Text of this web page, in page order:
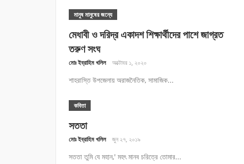
মানুষ মানুষের জন্যে
মেধাবী ও দরিদ্র একাদশ শিক্ষার্থীদের পাশে জাগ্রত
তরুণ সংঘ
মোঃ ইব্রাহিম খলিল অক্টোবর ১, ২০২০
শাহরাস্তি উপজেলায় অরাজনৈতিক, সামাজিক...
কবিতা
সততা
মোঃ ইব্রাহিম খলিল জুন ২৭, ২০১৯
সততা তুমি যে মহান,' মহৎ মানব চরিত্রে তোমার...